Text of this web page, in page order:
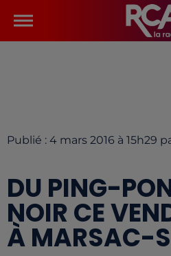
Publié : 4 mars 2016 à 15h29
DU PING-
NOIR CE
À MARSAC-